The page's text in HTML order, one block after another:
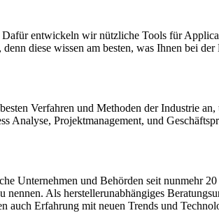
entwickeln wir nützliche Tools für
diese wissen am besten, was Ihnen bei
Verfahren und Methoden der Industrie
Analyse, Projektmanagement, und
Unternehmen und Behörden seit nunmehr
Als herstellerunabhängiges
auch Erfahrung mit neuen Trends und